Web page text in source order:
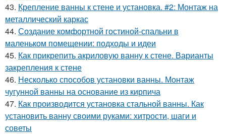
43. Крепление ванны к стене и установка. #2: Монтаж на
металлический каркас
44. Создание комфортной гостиной-спальни в
маленьком помещении: подходы и идеи
45. Как прикрепить акриловую ванну к стене. Варианты
закрепления к стене
46. Несколько способов установки ванны. Монтаж
чугунной ванны на основание из кирпича
47. Как производится установка стальной ванны. Как
установить ванну своими руками: хитрости, шаги и
советы